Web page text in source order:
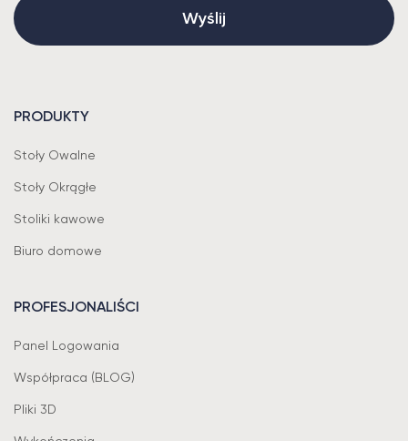
PRODUKTY
Stoły Owalne
Stoły Okrągłe
Stoliki kawowe
Biuro domowe
PROFESJONALIŚCI
Panel Logowania
Współpraca (BLOG)
Pliki 3D
Wyślij